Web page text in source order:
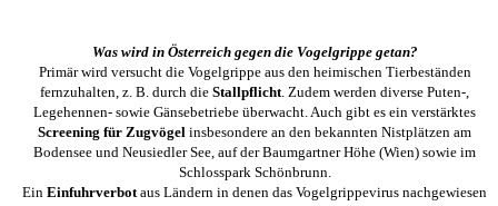
Was wird in Österreich gegen die Vogelgrippe getan?
Primär wird versucht die Vogelgrippe aus den heimischen Tierbeständen
fernzuhalten, z. B. durch die Stallpflicht. Zudem werden diverse Puten-,
Legehennen- sowie Gänsebetriebe überwacht. Auch gibt es ein verstärktes
Screening für Zugvögel insbesondere an den bekannten Nistplätzen am
Bodensee und Neusiedler See, auf der Baumgartner Höhe (Wien) sowie im
Schlosspark Schönbrunn.
Ein Einfuhrverbotaus Ländern in denen das Vogelgrippevirus nachgewiesen